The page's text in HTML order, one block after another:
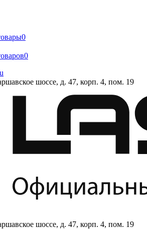
0
0
шоссе, д. 47, корп. 4, пом. 19
шоссе, д. 47, корп. 4, пом. 19